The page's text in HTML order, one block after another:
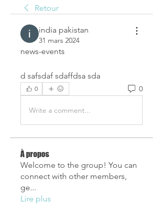
Retour
india pakistan
31 mars 2024
news-events
d safsdaf sdaffdsa sda
0 0
Write a comment...
À propos
Welcome to the group! You can
connect with other members,
ge...
Lire plus